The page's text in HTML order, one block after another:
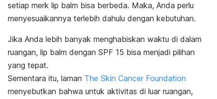
setiap merk lip balm bisa berbeda. Maka, Anda perlu
menyesuaikannya terlebih dahulu dengan kebutuhan.
Jika Anda lebih banyak menghabiskan waktu di dalam
ruangan, lip balm dengan SPF 15 bisa menjadi pilihan
yang tepat.
Sementara itu, laman The Skin Cancer Foundation
menyebutkan bahwa untuk aktivitas di luar ruangan,